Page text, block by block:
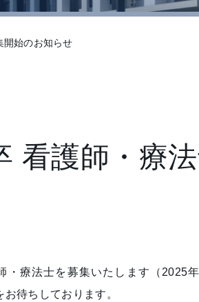
開始のお知らせ
看護師・療
・療法士を募集いたします（2025
待ちしております。